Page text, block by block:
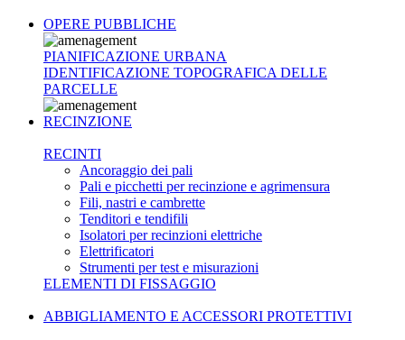
OPERE PUBBLICHE
PIANIFICAZIONE URBANA
IDENTIFICAZIONE TOPOGRAFICA DELLE
PARCELLE
RECINZIONE
RECINTI
Ancoraggio dei pali
Pali e picchetti per recinzione e agrimensura
Fili, nastri e cambrette
Tenditori e tendifili
Isolatori per recinzioni elettriche
Elettrificatori
Strumenti per test e misurazioni
ELEMENTI DI FISSAGGIO
ABBIGLIAMENTO E ACCESSORI PROTETTIVI